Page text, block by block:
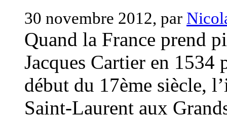
30 novembre 2012, par
Quand la France prend
Jacques Cartier en 1534
début du 17ème siècle,
Saint-Laurent aux